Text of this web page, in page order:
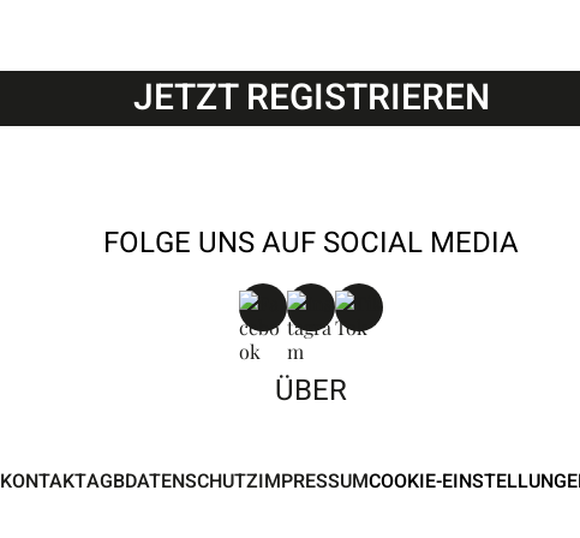
JETZT REGISTRIEREN
FOLGE UNS AUF SOCIAL MEDIA
ÜBER
KONTAKTAGBDATENSCHUTZIMPRESSUMCOOKIE-